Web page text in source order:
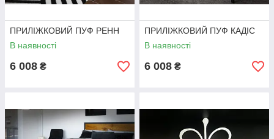
ПРИЛІЖКОВИЙ ПУФ РЕНН
В наявності
6 008 ₴
ПРИЛІЖКОВИЙ ПУФ КАДІС
В наявності
6 008 ₴